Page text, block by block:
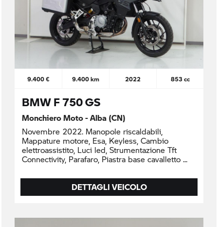
9.400 € 9.400 km 2022 853 cc
BMW F 750 GS
Monchiero Moto - Alba (CN)
Novembre 2022. Manopole riscaldabili,
Mappature motore, Esa, Keyless, Cambio
elettroassistito, Luci led, Strumentazione Tft
Connectivity, Parafaro, Piastra base cavalletto
DETTAGLI VEICOLO